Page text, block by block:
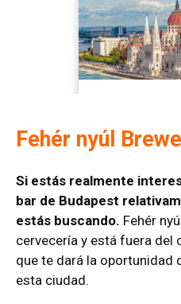
Fehér nyúl
Si estás realmente
bar de Budapest
estás buscando. Fehér
cervecería y está fuera del
que te dará la oportunidad
esta ciudad.